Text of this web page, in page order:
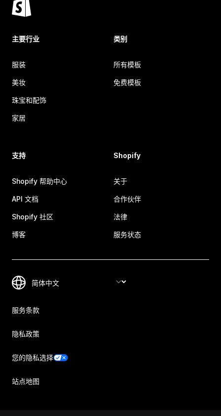
主要行业
服装
美妆
珠宝和配饰
家居
类别
所有模板
免费模板
支持
Shopify 帮助中心
API 文档
Shopify 社区
博客
Shopify
关于
合作伙伴
法律
服务状态
服务条款
隐私政策
您的隐私选择
站点地图